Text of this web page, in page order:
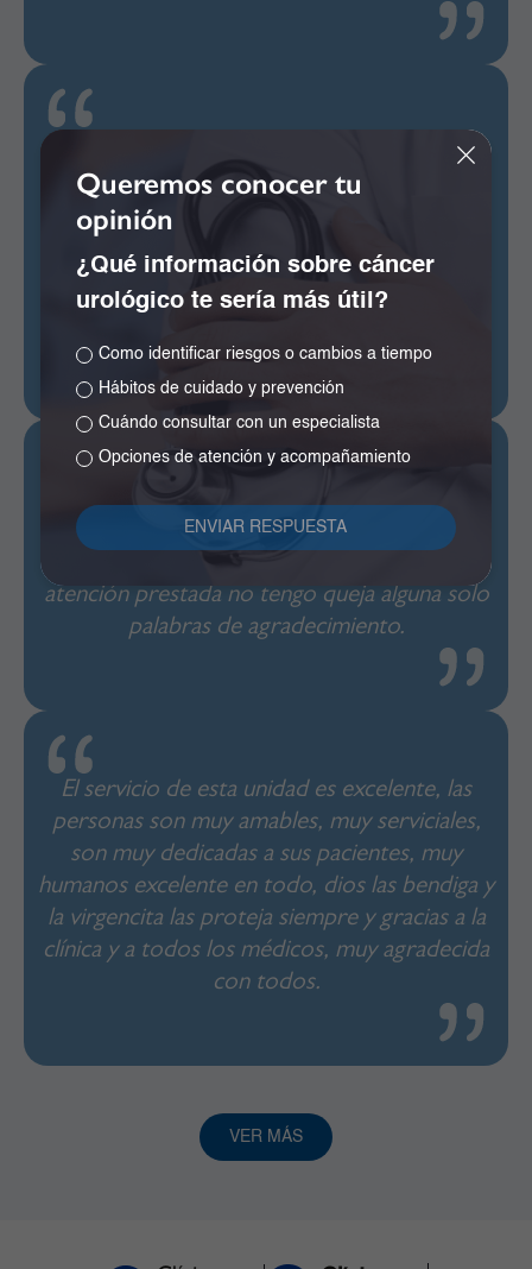
Quiero resaltar el interés y apoyo prestado
por a Sarita. Luna Carrillo al colaborarnos
ante una demora en la toma de ecografía
abdominal de mi hija. Ella tiene una actitud
amable y dispuesta, más que el mismo
personal de la clínica. Así como ella deberían
Excelente servicio la atención fue demasiado
bueno y el trato con mi hija durante los días
atención prestada no tengo queja alguna solo
palabras de agradecimiento.
El servicio de esta unidad es excelente, las
personas son muy amables, muy serviciales,
son muy dedicadas a sus pacientes, muy
humanos excelente en todo, dios las bendiga y
la virgencita las proteja siempre y gracias a la
clínica y a todos los médicos, muy agradecida
con todos.
VER MÁS
Queremos conocer tu
opinión
¿Qué información sobre cáncer
urológico te sería más útil?
Como identificar riesgos o cambios a tiempo
Hábitos de cuidado y prevención
Cuándo consultar con un especialista
Opciones de atención y acompañamiento